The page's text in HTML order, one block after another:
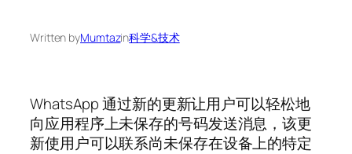
Written byMumtazin科学&技术
WhatsApp 通过新的更新让用户可以轻松地
向应用程序上未保存的号码发送消息，该更
新使用户可以联系尚未保存在设备上的特定